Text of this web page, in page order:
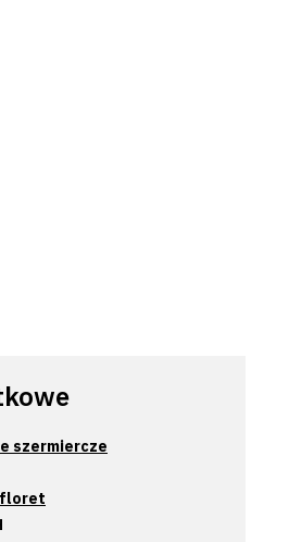
szermiercze
floret